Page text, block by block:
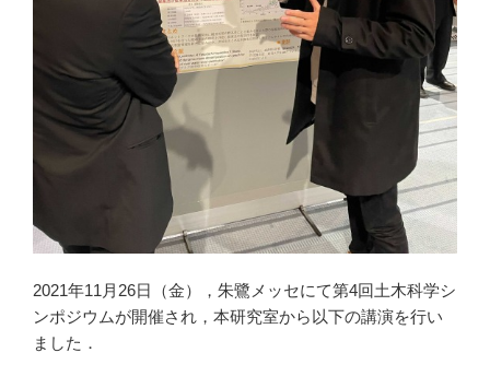
2021年11月26日（金），朱鷺メッセにて第4回土木科学シ
ンポジウムが開催され，本研究室から以下の講演を行い
ました．